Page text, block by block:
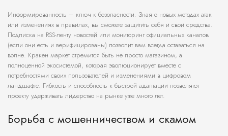
Информированность – ключ к безопасности. Зная о новых методах атак
или изменениях в правилах, вы сможете защитить себя и свои средства.
Подписка на RSS-ленту новостей или мониторинг официальных каналов
(если они есть и верифицированы) позволит вам всегда оставаться на
волне. Кракен маркет стремится быть не просто магазином, а
полноценной экосистемой, которая эволюционирует вместе с
потребностями своих пользователей и изменениями в цифровом
ландшафте. Гибкость и способность к быстрой адаптации позволяют
проекту удерживать лидерство на рынке уже много лет.
Борьба с мошенничеством и скамом